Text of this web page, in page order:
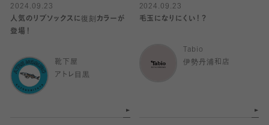
2024.09.23
人気のリブソックスに復刻カラーが
登場！
靴下屋
アトレ目黒
2024.09.23
毛玉になりにくい！？
Tabio
伊勢丹浦和店